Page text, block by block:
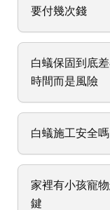
要付幾次錢
白蟻保固到底
時間而是風險
白蟻施工安全
家裡有小孩寵
鍵